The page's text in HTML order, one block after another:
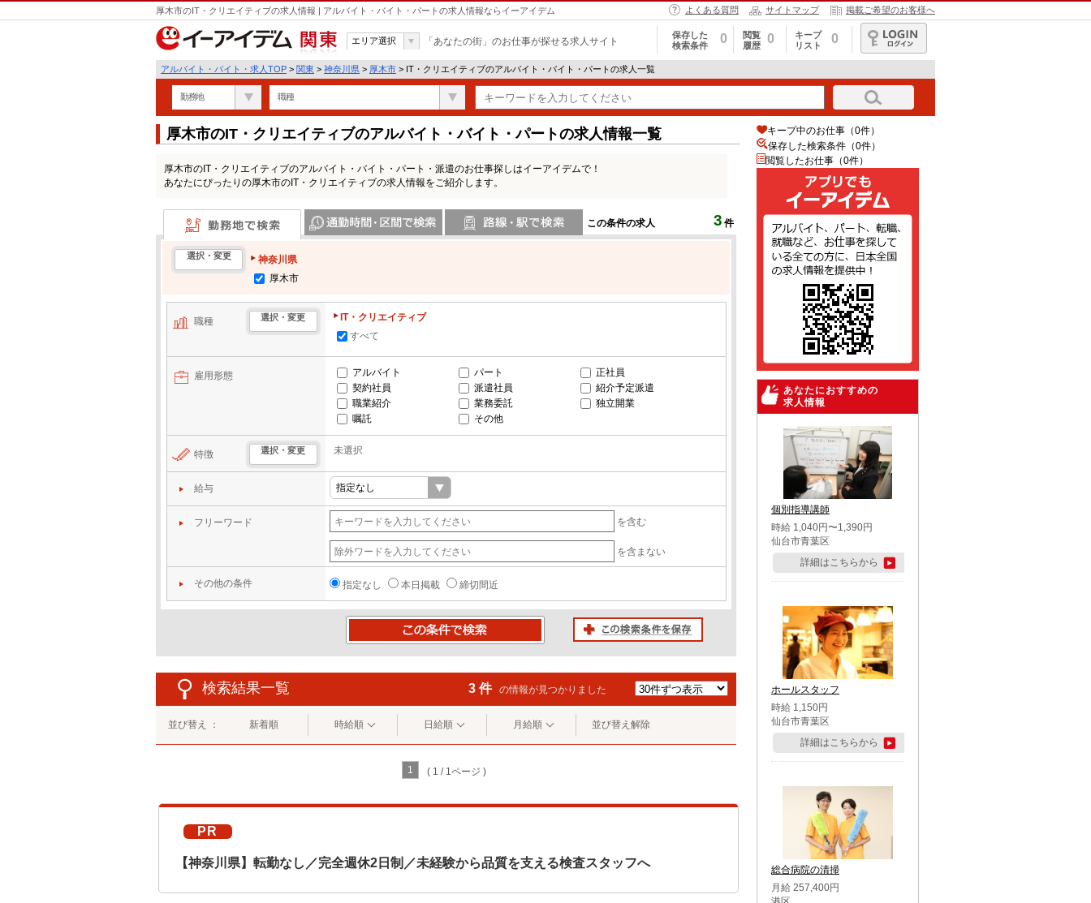
厚木市のIT・クリエイティブの求人情報 | アルバイト・バイト・パートの求人情報ならイーアイデム よくある質問 サイトマップ 掲載ご希望のお客様へ
関東
エリア選択 「あなたの街」のお仕事が探せる求人サイト
保存した
検索条件
0
閲覧
履歴
0
キープ
リスト
0
ログイン
アルバイト・バイト・求人TOP > 関東 > 神奈川県 > 厚木市 > IT・クリエイティブのアルバイト・バイト・パートの求人一覧
勤務地 職種
厚木市のIT・クリエイティブのアルバイト・バイト・パートの求人情報一覧
厚木市のIT・クリエイティブのアルバイト・バイト・パート・派遣のお仕事探しはイーアイデムで！
あなたにぴったりの厚木市のIT・クリエイティブの求人情報をご紹介します。
この条件の求人 3 件
勤務地で検索
選択・変更
神奈川県
厚木市
職種 選択・変更
IT・クリエイティブ
すべて
雇用形態 アルバイト パート
正社員
契約社員
派遣社員
紹介予定派遣
職業紹介
業務委託
独立開業
嘱託
その他
特徴 選択・変更 未選択
給与
フリーワード を含む
を含まない
その他の条件 指定なし 本日掲載 締切間近
検索結果一覧 3 件 の情報が見つかりました
並び替え ： 新着順 時給順 日給順 月給順 並び替え解除
1 ( 1 / 1ページ )
PR
【神奈川県】転勤なし／完全週休2日制／未経験から品質を支える検査スタッフへ
キープ中のお仕事（0件）
保存した検索条件（0件）
閲覧したお仕事（0件）
あなたにおすすめの
求人情報
個別指導講師
時給 1,040円〜1,390円
仙台市青葉区
詳細はこちらから
ホールスタッフ
時給 1,150円
仙台市青葉区
詳細はこちらから
総合病院の清掃
月給 257,400円